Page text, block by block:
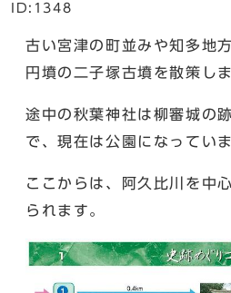
ID:1348
古い宮津の町並みや知多地
円墳の二子塚古墳を散策しま
途中の秋葉神社は柳審城の
で、現在は公園になっていま
ここからは、阿久比川を中
られます。